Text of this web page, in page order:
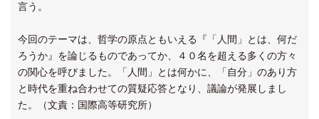
言う。
今回のテーマは、哲学の原点ともいえる『「人間」とは、何だ
ろうか』を論じるものであってか、４０名を超える多くの方々
の関心を呼びました。「人間」とは何かに、「自分」のあり方
と時代を重ね合わせての質疑応答となり、議論が発展しまし
た。（文責：国際高等研究所）